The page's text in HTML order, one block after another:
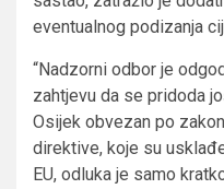
eventualnog podizanja
“Nadzorni odbor je
zahtjevu da se pridoda
Osijek obvezan po
direktive, koje su
EU, odluka je samo